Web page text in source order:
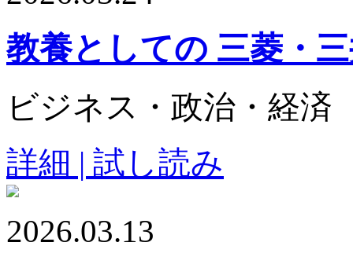
教養としての 三菱・
ビジネス・政治・経済
詳細 | 試し読み
2026.03.13